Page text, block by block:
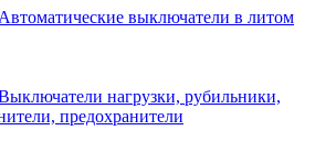
Автоматические выключатели в литом
нагрузки, рубильники,
предохранители